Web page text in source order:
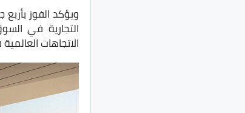
التجارية في
الاتجاهات